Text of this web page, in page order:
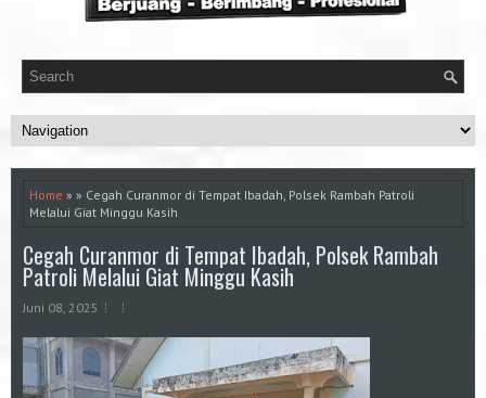
Home » » Cegah Curanmor di Tempat Ibadah, Polsek Rambah Patroli
Melalui Giat Minggu Kasih
Cegah Curanmor di Tempat Ibadah, Polsek Rambah
Patroli Melalui Giat Minggu Kasih
Juni 08, 2025